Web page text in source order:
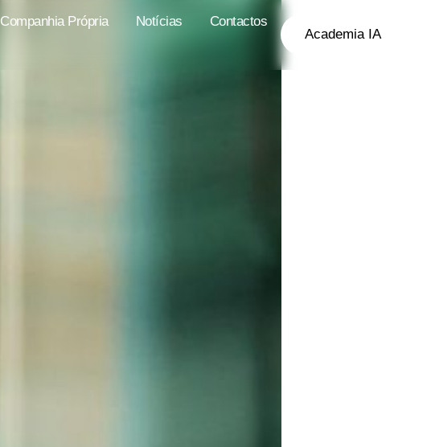
Companhia Própria Notícias
Contactos
Academia IA